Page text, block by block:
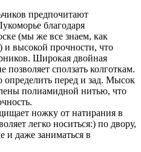
предпочитают
благодаря
(мы же все знаем, как
и высокой прочности, что
Широкая двойная
сползать колготкам.
определить перед и зад. Мысок
полиамидной нитью, что
ножку от натирания в
легко носиться:) по двору,
и даже заниматься в